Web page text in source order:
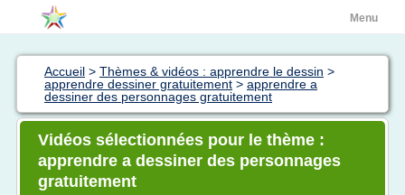
Menu
Accueil > Thèmes & vidéos : apprendre le dessin >
apprendre dessiner gratuitement > apprendre a
dessiner des personnages gratuitement
Vidéos sélectionnées pour le thème :
apprendre a dessiner des personnages
gratuitement